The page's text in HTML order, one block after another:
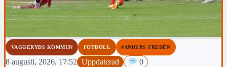
VAGGERYDS KOMMUN FOTBOLL #ANDERS FREDÉN
8 augusti, 2026, 17:52 Uppdaterad 0